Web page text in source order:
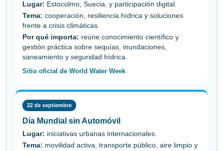
Lugar: Estocolmo, Suecia, y participación digital.
Tema: cooperación, resiliencia hídrica y soluciones
frente a crisis climáticas.
Por qué importa: reúne conocimiento científico y
gestión práctica sobre sequías, inundaciones,
saneamiento y seguridad hídrica.
Sitio oficial de World Water Week
22 de septiembre
Día Mundial sin Automóvil
Lugar: iniciativas urbanas internacionales.
Tema: movilidad activa, transporte público, aire limpio y